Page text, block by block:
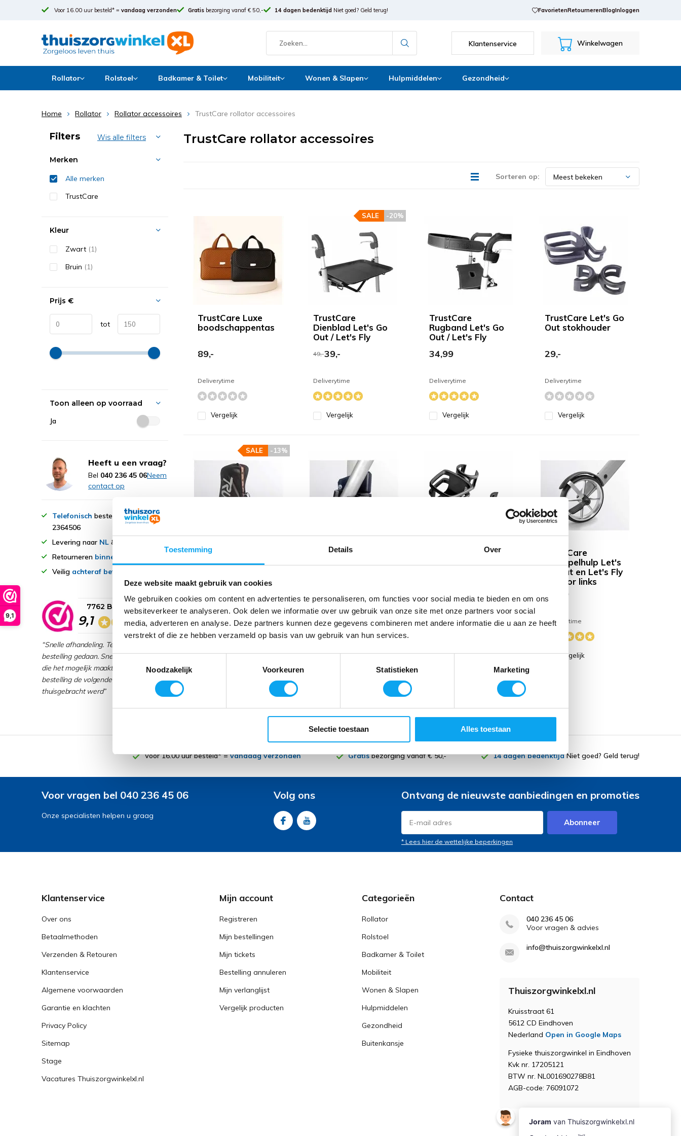
Toestemming Details Over
Deze website maakt gebruik van cookies
We gebruiken cookies om content en advertenties te personaliseren, om functies voor social media te bieden en om ons
websiteverkeer te analyseren. Ook delen we informatie over uw gebruik van onze site met onze partners voor social
media, adverteren en analyse. Deze partners kunnen deze gegevens combineren met andere informatie die u aan ze heeft
verstrekt of die ze hebben verzameld op basis van uw gebruik van hun services.
Toestemmingsselectie
Noodzakelijk
Voorkeuren Statistieken Marketing
Selectie toestaan Alles toestaan
9,1
Voor 16.00 uur besteld* = vandaag verzonden Gratis bezorging vanaf € 50,- 14 dagen bedenktijd Niet goed? Geld terug! FavorietenRetournerenBlogInloggen
Klantenservice Winkelwagen
Rollator Rolstoel Badkamer & Toilet Mobiliteit Wonen & Slapen Hulpmiddelen Gezondheid
Home Rollator Rollator accessoires TrustCare rollator accessoires
TrustCare rollator accessoires
Sorteren op:
TrustCare Luxe
boodschappentas
89,-
Deliverytime
Vergelijk
TrustCare
Dienblad Let's Go
Out / Let's Fly
-20%
SALE
49,-39,-
Deliverytime
Vergelijk
TrustCare
Rugband Let's Go
Out / Let's Fly
34,99
Deliverytime
Vergelijk
TrustCare Let's Go
Out stokhouder
29,-
Deliverytime
Vergelijk
TrustCare Let's Go
Out en Let's Fly
-13%
SALE
149,- 129,-
Deliverytime
Vergelijk
TrustCare Let's Fly
Deliverytime
Vergelijk
Deliverytime
Vergelijk
TrustCare
Drempelhulp Let's
Go out en Let's Fly
rollator links
28,99
Deliverytime
Vergelijk
Sorteren op:
Filters Wis alle filters
Merken
Alle merken
TrustCare
Kleur
Zwart (1)
Bruin (1)
Prijs €
tot
Toon alleen op voorraad
Ja
Heeft u een vraag?
Bel 040 236 45 06Neem
contact op
Telefonisch bestellen? 040-
2364506
Levering naar NL &
Retourneren binnen 14 dagen
Veilig achteraf betalen
9,1
7762 Beoordelingen
“Snelle afhandeling. Telefonische
bestelling gedaan. Snelle afhandeling
die het mogelijk maakte dat mijn
bestelling de volgende dag
thuisgebracht werd”
Voor 16.00 uur besteld* =vandaag verzonden Gratisbezorging vanaf € 50,- 14 dagen bedenktijdNiet goed? Geld terug!
Voor vragen bel 040 236 45 06
Onze specialisten helpen u graag
Volg ons Ontvang de nieuwste aanbiedingen en promoties
Abonneer
* Lees hier de wettelijke beperkingen
Klantenservice
Over ons
Betaalmethoden
Verzenden & Retouren
Klantenservice
Algemene voorwaarden
Garantie en klachten
Privacy Policy
Sitemap
Stage
Vacatures Thuiszorgwinkelxl.nl
Mijn account
Registreren
Mijn bestellingen
Mijn tickets
Bestelling annuleren
Mijn verlanglijst
Vergelijk producten
Categorieën
Rollator
Rolstoel
Badkamer & Toilet
Mobiliteit
Wonen & Slapen
Hulpmiddelen
Gezondheid
Buitenkansje
Contact
040 236 45 06
Voor vragen & advies
info@thuiszorgwinkelxl.nl
Thuiszorgwinkelxl.nl
Kruisstraat 61
5612 CD Eindhoven
Nederland Open in Google Maps
Fysieke thuiszorgwinkel in Eindhoven
Kvk nr. 17205121
BTW nr. NL001690278B81
AGB-code: 76091072